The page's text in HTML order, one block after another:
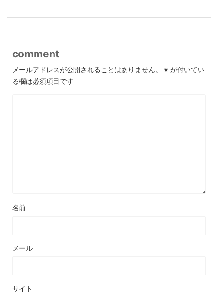
comment
メールアドレスが公開されることはありません。 ※ が付いてい
る欄は必須項目です
名前
メール
サイト